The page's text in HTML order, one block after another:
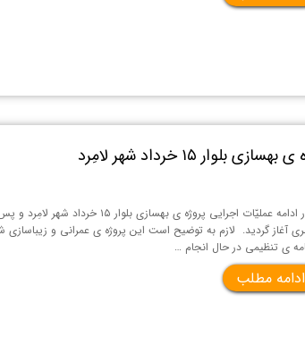
۱۵ خرداد شهر لامِرد
در ادامه عملیّات اجرایی
آغاز گردید. لازم به توضیح است این پروژه ی عمرانی و
ی تنظیمی در حال انجام …
ادامه مطلب